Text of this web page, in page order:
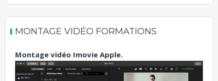
MONTAGE VIDÉO FORMATIONS
Montage vidéo Imovie Apple.